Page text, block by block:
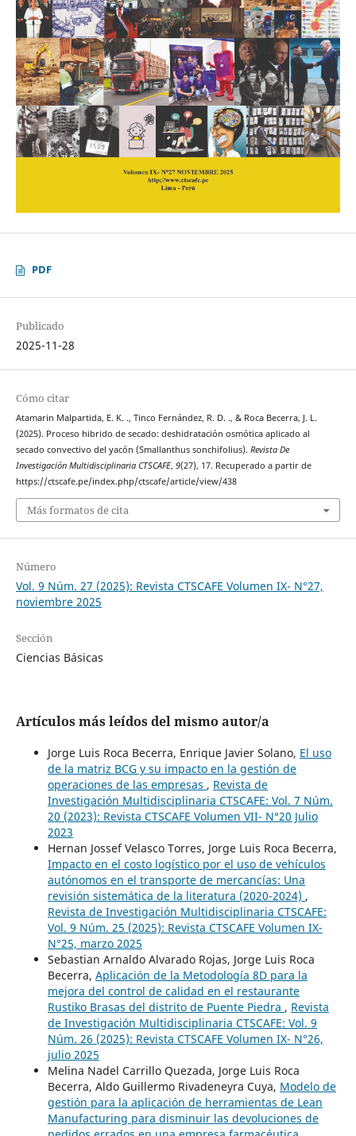
PDF
Publicado
2025-11-28
Cómo citar
Atamarin Malpartida, E. K. ., Tinco Fernández, R. D. ., & Roca Becerra, J. L.
(2025). Proceso hibrido de secado: deshidratación osmótica aplicado al
secado convectivo del yacón (Smallanthus sonchifolius). Revista De
Investigación Multidisciplinaria CTSCAFE, 9(27), 17. Recuperado a partir de
https://ctscafe.pe/index.php/ctscafe/article/view/438
Más formatos de cita
Número
Vol. 9 Núm. 27 (2025): Revista CTSCAFE Volumen IX- N°27,
noviembre 2025
Sección
Ciencias Básicas
Artículos más leídos del mismo autor/a
Jorge Luis Roca Becerra, Enrique Javier Solano, El uso
de la matriz BCG y su impacto en la gestión de
operaciones de las empresas , Revista de
Investigación Multidisciplinaria CTSCAFE: Vol. 7 Núm.
20 (2023): Revista CTSCAFE Volumen VII- N°20 Julio
2023
Hernan Jossef Velasco Torres, Jorge Luis Roca Becerra,
Impacto en el costo logístico por el uso de vehículos
autónomos en el transporte de mercancías: Una
revisión sistemática de la literatura (2020-2024) ,
Revista de Investigación Multidisciplinaria CTSCAFE:
Vol. 9 Núm. 25 (2025): Revista CTSCAFE Volumen IX-
N°25, marzo 2025
Sebastian Arnaldo Alvarado Rojas, Jorge Luis Roca
Becerra, Aplicación de la Metodología 8D para la
mejora del control de calidad en el restaurante
Rustiko Brasas del distrito de Puente Piedra , Revista
de Investigación Multidisciplinaria CTSCAFE: Vol. 9
Núm. 26 (2025): Revista CTSCAFE Volumen IX- N°26,
julio 2025
Melina Nadel Carrillo Quezada, Jorge Luis Roca
Becerra, Aldo Guillermo Rivadeneyra Cuya, Modelo de
gestión para la aplicación de herramientas de Lean
Manufacturing para disminuir las devoluciones de